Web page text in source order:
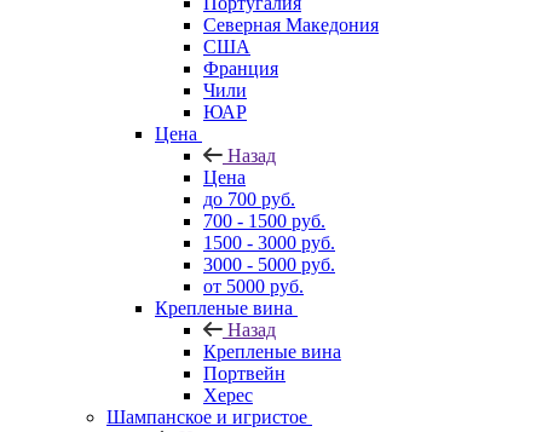
Северная Македония
США
Франция
Чили
ЮАР
Цена
Назад
Цена
до 700 руб.
700 - 1500 руб.
1500 - 3000 руб.
3000 - 5000 руб.
от 5000 руб.
Крепленые вина
Назад
Крепленые вина
Портвейн
Херес
Шампанское и игристое